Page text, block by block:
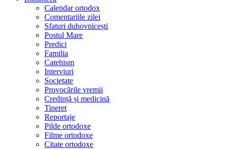
Calendar ortodox
Comentariile zilei
Sfaturi duhovnicești
Postul Mare
Predici
Familia
Catehism
Interviuri
Societate
Provocările vremii
Credință și medicină
Tineret
Reportaje
Pilde ortodoxe
Filme ortodoxe
Citate ortodoxe